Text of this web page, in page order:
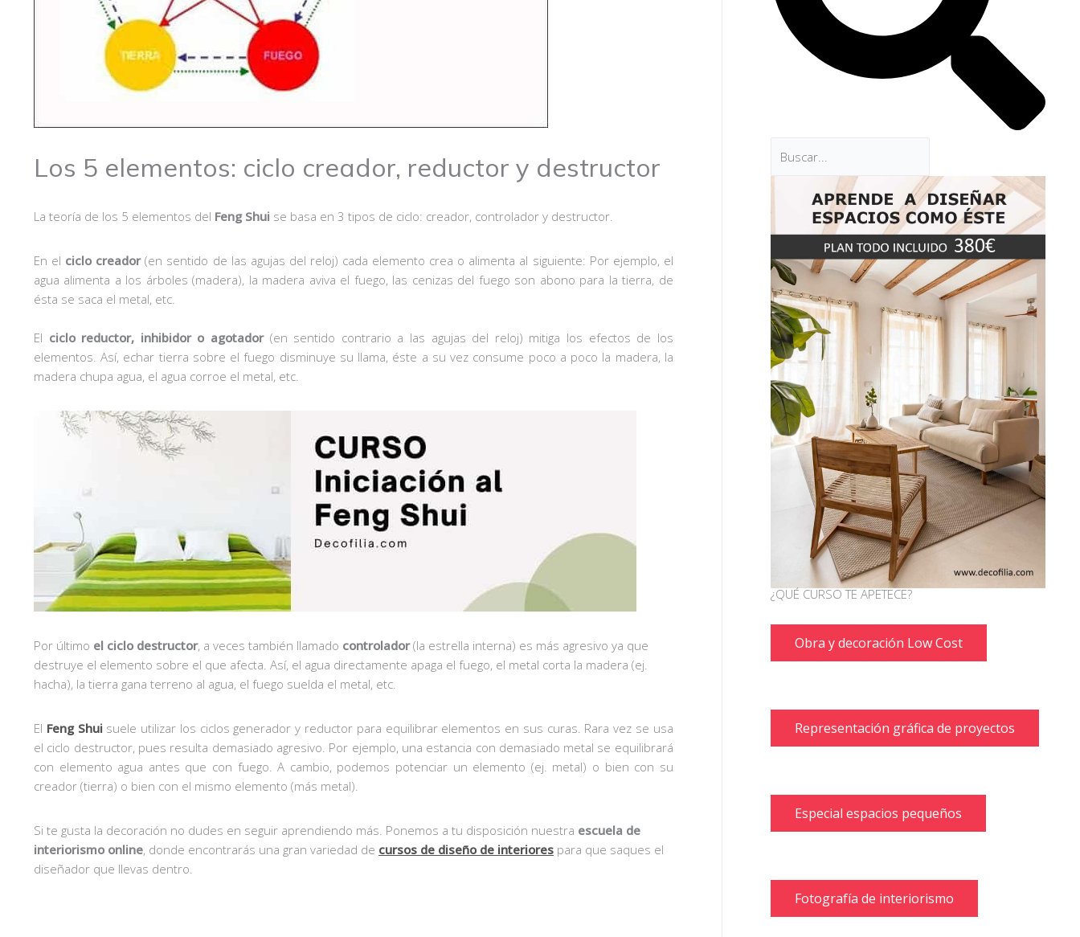
Los 5 elementos: ciclo creador, reductor y destructor
La teoría de los 5 elementos del Feng Shui se basa en 3 tipos de ciclo: creador, controlador y destructor.
En el ciclo creador(en sentido de las agujas del reloj) cada elemento crea o alimenta al siguiente: Por ejemplo, el
agua alimenta a los árboles (madera), la madera aviva el fuego, las cenizas del fuego son abono para la tierra, de
ésta se saca el metal, etc.
El ciclo reductor, inhibidor o agotador(en sentido contrario a las agujas del reloj) mitiga los efectos de los
elementos. Así, echar tierra sobre el fuego disminuye su llama, éste a su vez consume poco a poco la madera, la
madera chupa agua, el agua corroe el metal, etc.
Por último el ciclo destructor, a veces también llamado controlador(la estrella interna) es más agresivo ya que
destruye el elemento sobre el que afecta. Así, el agua directamente apaga el fuego, el metal corta la madera (ej.
hacha), la tierra gana terreno al agua, el fuego suelda el metal, etc.
El Feng Shuisuele utilizar los ciclos generador y reductor para equilibrar elementos en sus curas. Rara vez se usa
el ciclo destructor, pues resulta demasiado agresivo. Por ejemplo, una estancia con demasiado metal se equilibrará
con elemento agua antes que con fuego. A cambio, podemos potenciar un elemento (ej. metal) o bien con su
creador (tierra) o bien con el mismo elemento (más metal).
Si te gusta la decoración no dudes en seguir aprendiendo más. Ponemos a tu disposición nuestra escuela de
interiorismo online, donde encontrarás una gran variedad de cursos de diseño de interiores para que saques el
diseñador que llevas dentro.
¿QUÉ CURSO TE APETECE?
Obra y decoración Low Cost
Representación gráfica de proyectos
Especial espacios pequeños
Fotografía de interiorismo